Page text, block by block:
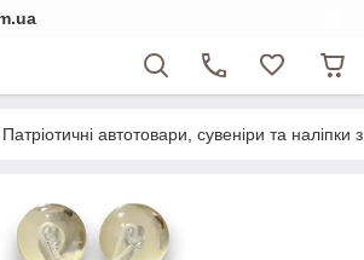
Патріотичні автотовари, сувеніри та